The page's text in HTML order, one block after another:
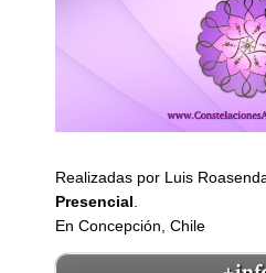
Realizadas por Luis
Presencial
En Concepción, Chile